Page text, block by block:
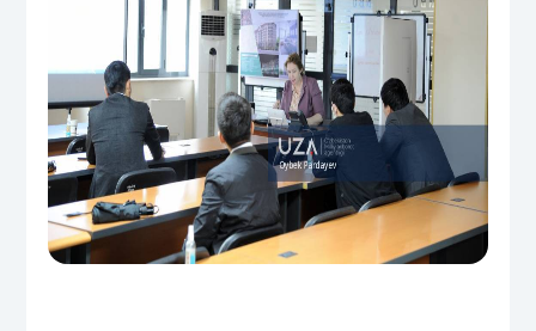
Офисы и банкоматы
Согласие на обработку персональных данных
Следите за нами в соцсетях
Контакт-центр
+998 78 148-00-101344